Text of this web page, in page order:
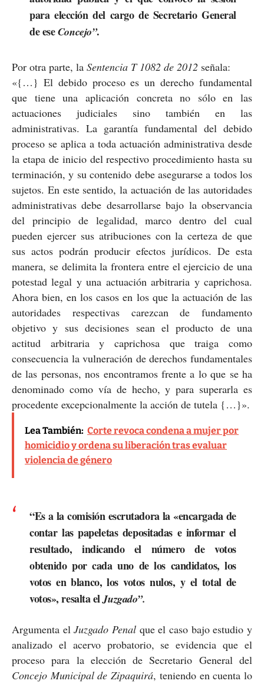
para elección del cargo de Secretario General
de eseConcejo”.
Por otra parte, la Sentencia T 1082 de 2012 señala:
«{…} El debido proceso es un derecho fundamental
que tiene una aplicación concreta no sólo en las
actuaciones judiciales sino también en las
administrativas. La garantía fundamental del debido
proceso se aplica a toda actuación administrativa desde
la etapa de inicio del respectivo procedimiento hasta su
terminación, y su contenido debe asegurarse a todos los
sujetos. En este sentido, la actuación de las autoridades
administrativas debe desarrollarse bajo la observancia
del principio de legalidad, marco dentro del cual
pueden ejercer sus atribuciones con la certeza de que
sus actos podrán producir efectos jurídicos. De esta
manera, se delimita la frontera entre el ejercicio de una
potestad legal y una actuación arbitraria y caprichosa.
Ahora bien, en los casos en los que la actuación de las
autoridades respectivas carezcan de fundamento
objetivo y sus decisiones sean el producto de una
actitud arbitraria y caprichosa que traiga como
consecuencia la vulneración de derechos fundamentales
de las personas, nos encontramos frente a lo que se ha
denominado como vía de hecho, y para superarla es
procedente excepcionalmente la acción de tutela {…}».
Lea También: Corte revoca condena a mujer por
homicidio y ordena su liberación tras evaluar
violencia de género
“Es a la comisión escrutadora la «encargada de
contar las papeletas depositadas e informar el
resultado, indicando el número de votos
obtenido por cada uno de los candidatos, los
votos en blanco, los votos nulos, y el total de
votos», resalta elJuzgado”.
Argumenta elJuzgado Penal que el caso bajo estudio y
analizado el acervo probatorio, se evidencia que el
proceso para la elección de Secretario General del
Concejo Municipal de Zipaquirá, teniendo en cuenta lo